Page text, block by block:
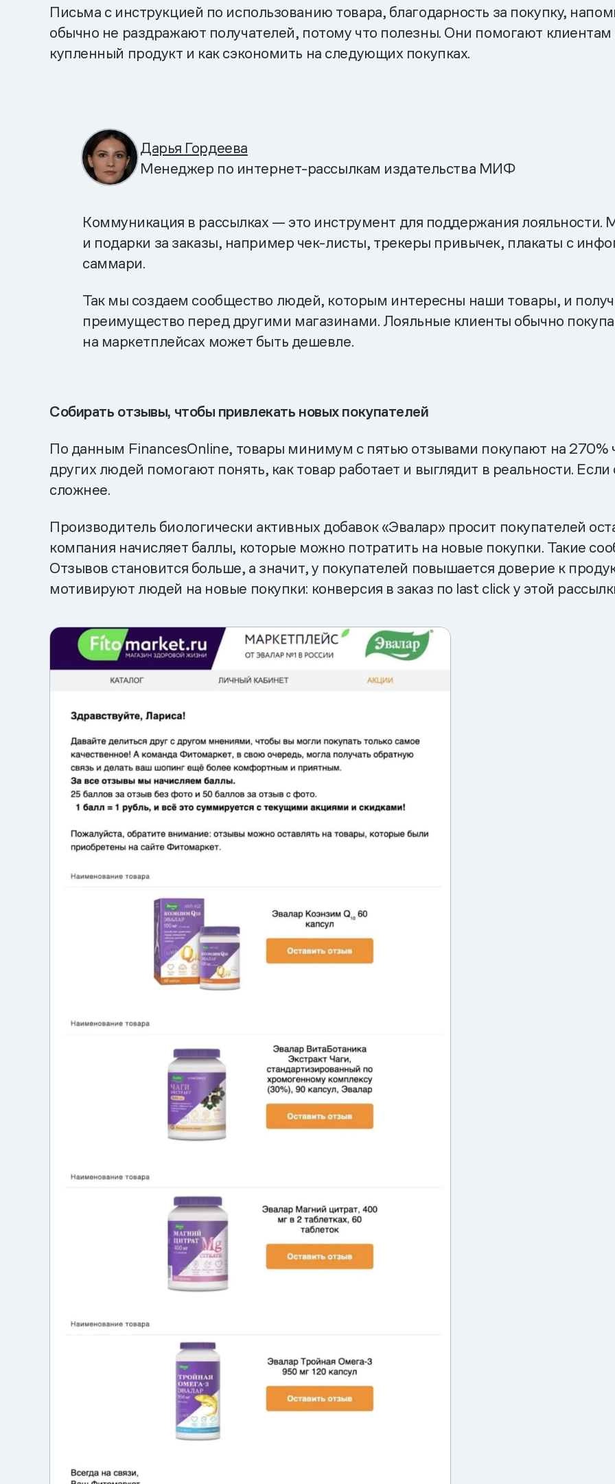
Письма с инструкцией по использованию товара, благодарность за покупку,
обычно не раздражают получателей, потому что полезны. Они помогают клиентам
купленный продукт и как сэкономить на следующих покупках.
Дарья Гордеева
Менеджер по интернет-рассылкам издательства МИФ
Коммуникация в рассылках — это инструмент для поддержания
и подарки за заказы, например чек-листы, трекеры привычек, плакаты с
саммари.
Так мы создаем сообщество людей, которым интересны наши товары, и
преимущество перед другими магазинами. Лояльные клиенты обычно
на маркетплейсах может быть дешевле.
Собирать отзывы, чтобы привлекать новых покупателей
По данным FinancesOnline, товары минимум с пятью отзывами покупают на 270%
других людей помогают понять, как товар работает и выглядит в реальности.
сложнее.
Производитель биологически активных добавок «Эвалар» просит покупателей
компания начисляет баллы, которые можно потратить на новые покупки. Такие
Отзывов становится больше, а значит, у покупателей повышается доверие к
мотивируют людей на новые покупки: конверсия в заказ по last click у этой